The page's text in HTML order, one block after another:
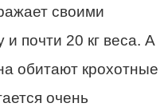
своими
почти 20 кг веса. А
обитают крохотные
очень